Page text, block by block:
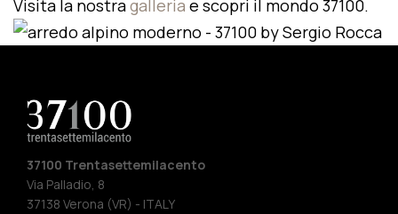
Visita la nostragalleria e scopri il mondo 37100.
37100 Trentasettemilacento
Via Palladio, 8
37138 Verona (VR) - ITALY